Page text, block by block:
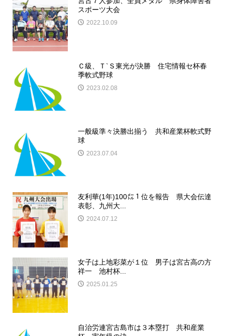
スポーツ大会
2022.10.09
Ｃ級、Ｔ`Ｓ東光が決勝 住宅情報セ杯春
季軟式野球
2023.02.08
一般級準々決勝出揃う 共和産業杯軟式野
球
2023.07.04
友利華(1年)100㍍１位を報告 県大会伝達
表彰、九州大...
2024.07.12
女子は上地彩菜が１位 男子は宮古高の方
祥一 池村杯...
2025.01.25
自治労連宮古島市は３本塁打 共和産業